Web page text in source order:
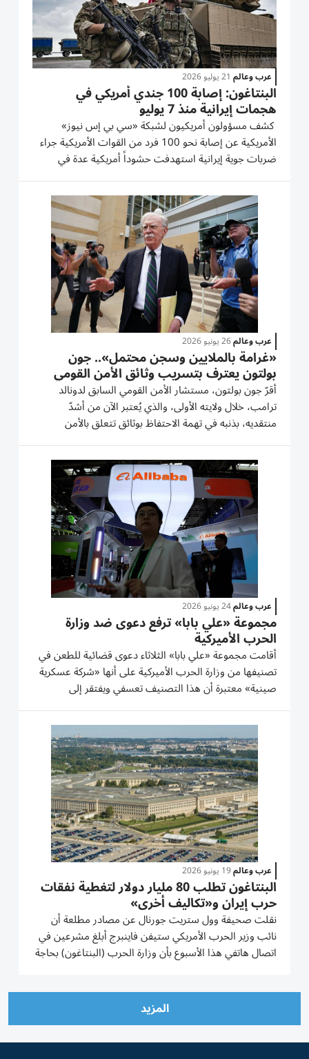
عرب وعالم 21 يوليو 2026
البنتاغون: إصابة 100 جندي أمريكي في
هجمات إيرانية منذ 7 يوليو
كشف مسؤولون أمريكيون لشبكة «سي بي إس نيوز»
الأمريكية عن إصابة نحو 100 فرد من القوات الأمريكية جراء
ضربات جوية إيرانية استهدفت حشوداً أمريكية عدة في
المنطقة خلال الشهر الحالي. وأكد المتحدث باسم وزارة
الحرب الأمريكية (البنتاغون)، شون بارنيل، هذه الأرقام
موضحاً أن نحو 100 جندي...
عرب وعالم26 يونيو 2026
«غرامة بالملايين وسجن محتمل».. جون
بولتون يعترف بتسريب وثائق الأمن القومي
أقرّ جون بولتون، مستشار الأمن القومي السابق لدونالد
ترامب، خلال ولايته الأولى، والذي يُعتبر الآن من أشدّ
منتقديه، بذنبه في تهمة الاحتفاظ بوثائق تتعلق بالأمن
القومي. وبولتون، البالغ من العمر 77 عاماً، وجهت إليه هيئة
محلفين في ولاية ماريلاند، قرب واشنطن العاصمة، لائحة
اتهام...
عرب وعالم24 يونيو 2026
مجموعة «علي بابا» ترفع دعوى ضد وزارة
الحرب الأميركية
أقامت مجموعة «علي بابا» الثلاثاء دعوى قضائية للطعن في
تصنيفها من وزارة الحرب الأميركية على أنها «شركة عسكرية
صينية» معتبرة أن هذا التصنيف تعسفي ويفتقر إلى
الإجراءات القانونية الواجبة. وتطعن الدعوى القضائية التي
أقيمت في المحكمة الفدرالية في سان خوسيه، في قرار
البنتاغون...
عرب وعالم19 يونيو 2026
البنتاغون تطلب 80 مليار دولار لتغطية نفقات
حرب إيران و«تكاليف أخرى»
نقلت ‌صحيفة وول ​ستريت ⁠جورنال ‌عن مصادر مطلعة ‌أن
نائب وزير الحرب الأمريكي ستيفن ⁠فاينبرج أبلغ مشرعين في
اتصال هاتفي هذا الأسبوع ​بأن وزارة الحرب (البنتاغون) بحاجة
المزيد